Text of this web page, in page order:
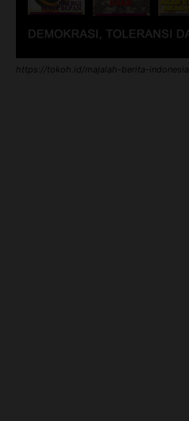
https://tokoh.id/majalah-berita-indonesia/